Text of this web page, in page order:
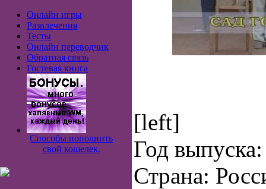
Онлайн игры
Развлечения
Тесты
Онлайн переводчик
Обратная связь
Гостевая книга
Способы пополнить
свой кошелек.
[left]
Год
Страна: